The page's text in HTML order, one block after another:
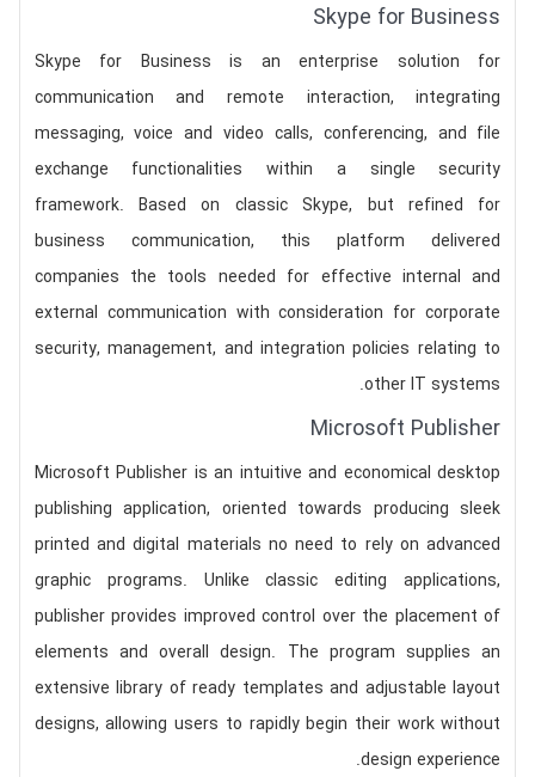
Skype for Business
Skype for Business is an enterprise solution for
communication and remote interaction, integrating
messaging, voice and video calls, conferencing, and file
exchange functionalities within a single security
framework. Based on classic Skype, but refined for
business communication, this platform delivered
companies the tools needed for effective internal and
external communication with consideration for corporate
security, management, and integration policies relating to
other IT systems.
Microsoft Publisher
Microsoft Publisher is an intuitive and economical desktop
publishing application, oriented towards producing sleek
printed and digital materials no need to rely on advanced
graphic programs. Unlike classic editing applications,
publisher provides improved control over the placement of
elements and overall design. The program supplies an
extensive library of ready templates and adjustable layout
designs, allowing users to rapidly begin their work without
design experience.